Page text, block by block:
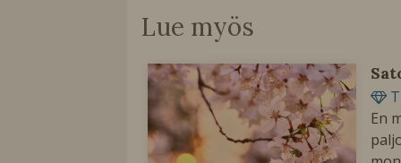
Lue myös
En